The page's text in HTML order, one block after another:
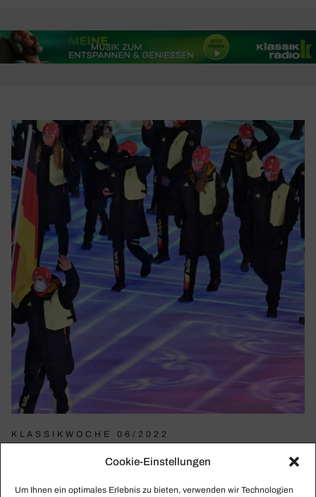
Cookie-Einstellungen
Um Ihnen ein optimales Erlebnis zu bieten, verwenden wir Technologien
KLASSIKWOCHE 06/2022
Von unse­riösen Künst­lern und dem „Danke“
Anerkennung für alle, die spielen, die Nachfolge von